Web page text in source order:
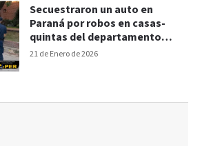
21 de Enero de 2026
Secuestraron un auto en
Paraná por robos en casas-
quintas del departamento
Diamante